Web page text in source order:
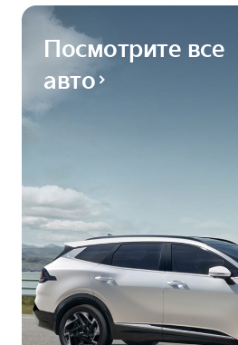
Посмотрите все
авто